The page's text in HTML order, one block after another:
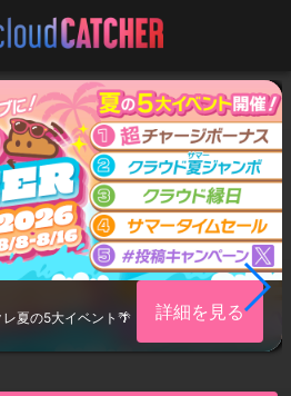
夏の5大イベント🌴 詳細を見る